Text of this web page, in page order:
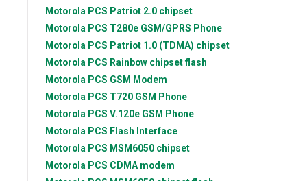
Motorola PCS Patriot 2.0 chipset
Motorola PCS T280e GSM/GPRS Phone
Motorola PCS Patriot 1.0 (TDMA) chipset
Motorola PCS Rainbow chipset flash
Motorola PCS GSM Modem
Motorola PCS T720 GSM Phone
Motorola PCS V.120e GSM Phone
Motorola PCS Flash Interface
Motorola PCS MSM6050 chipset
Motorola PCS CDMA modem